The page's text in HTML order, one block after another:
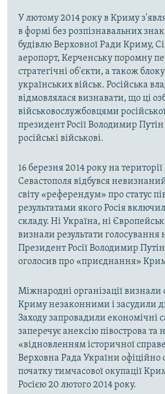
У лютому 2014 року в Криму
в формі без розпізнавальних
будівлю Верховної Ради Криму,
аеропорт, Керченську поромну
стратегічні об'єкти, а також
українських військ. Російська
відмовлялася визнавати, що ці
військовослужбовцями
президент Росії Володимир
російські військові.
16 березня 2014 року на
Севастополя відбувся
світу «референдум» про статус
результатами якого Росія
складу. Ні Україна, ні
визнали результати
Президент Росії Володимир
оголосив про «приєднання»
Міжнародні організації визнали
Криму незаконними і засудили
Заходу запровадили економічні
заперечує анексію півострова та
«відновленням історичної
Верховна Рада України офіційно
початку тимчасової окупації
Росією 20 лютого 2014 року.